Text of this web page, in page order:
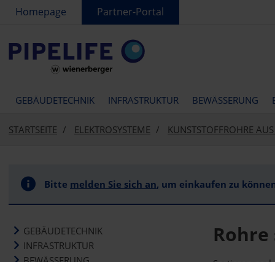
text.skipToContent
text.skipToNavigation
Homepage Partner-Portal
GEBÄUDETECHNIK INFRASTRUKTUR BEWÄSSERUNG
STARTSEITE ELEKTROSYSTEME KUNSTSTOFFROHRE
Bitte melden Sie sich an, um einkaufen zu
GEBÄUDETECHNIK
INFRASTRUKTUR